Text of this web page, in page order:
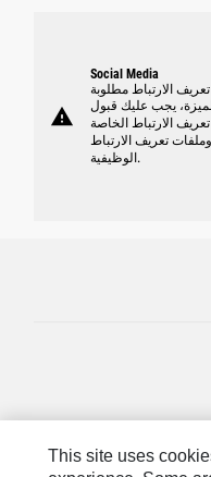
warning
Social Media
الارتباط مطلوبة
يجب عليك قبول
الارتباط الخاصة
تعريف الارتباط
الوظيفية.
This site uses